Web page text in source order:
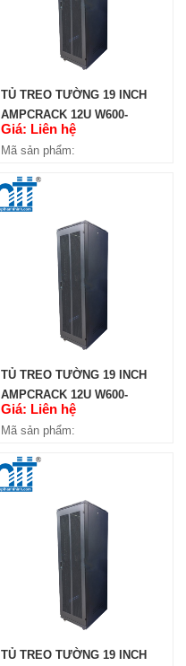
TỦ TREO TƯỜNG 19 INCH
AMPCRACK 12U W600-
H1165-D600
Giá: Liên hệ
Mã sản phẩm:
TỦ TREO TƯỜNG 19 INCH
AMPCRACK 12U W600-
H1165-D400
Giá: Liên hệ
Mã sản phẩm:
TỦ TREO TƯỜNG 19 INCH